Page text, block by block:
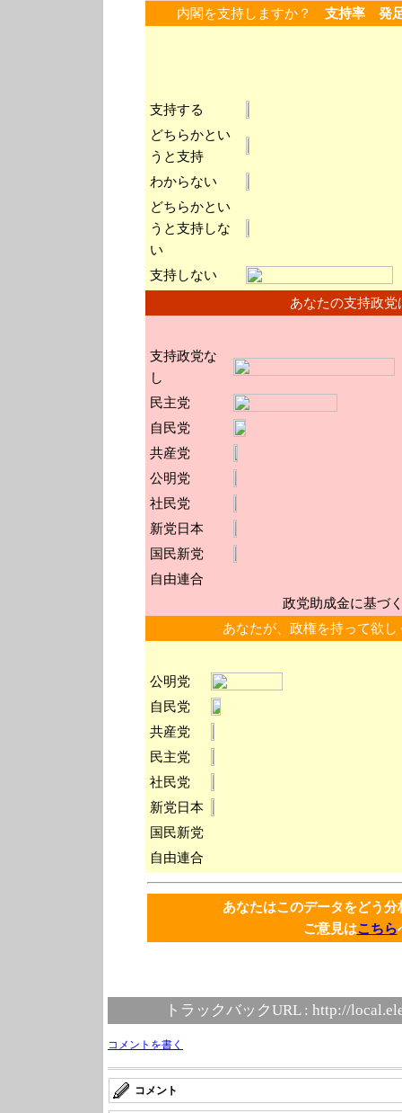
内閣を支持しますか？ 支持率 発
支持する
どちらかとい
うと支持
わからない
どちらかとい
うと支持しな
い
支持しない
あなたの支持政党
支持政党な
し
民主党
自民党
共産党
公明党
社民党
新党日本
国民新党
自由連合
政党助成金に基づ
あなたが、政権を持って欲
公明党
自民党
共産党
民主党
社民党
新党日本
国民新党
自由連合
あなたはこのデータをどう
ご意見はこちら
トラックバックURL : http://
コメントを書く
コメント